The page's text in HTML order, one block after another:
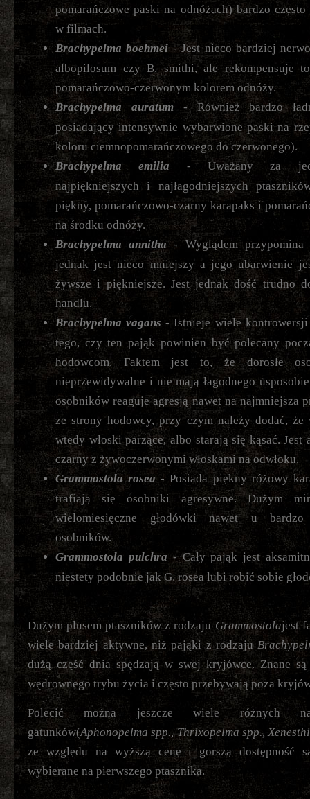
pomarańczowe paski na odnóżach) bardzo często
w filmach.
Brachypelma boehmei- Jest nieco bardziej
albopilosum czy B. smithi, ale rekompensuje
pomarańczowo-czerwonym kolorem odnóży.
Brachypelma auratum- Również bardzo
posiadający intensywnie wybarwione paski na
koloru ciemnopomarańczowego do czerwonego).
Brachypelma emilia - Uważany za
najpiękniejszych i najłagodniejszych
piękny, pomarańczowo-czarny karapaks i
na środku odnóży.
Brachypelma annitha- Wyglądem przypomina
jednak jest nieco mniejszy a jego ubarwienie
żywsze i piękniejsze. Jest jednak dość trudno
handlu.
Brachypelma vagans - Istnieje wiele
tego, czy ten pająk powinien być polecany
hodowcom. Faktem jest to, że dorosłe
nieprzewidywalne i nie mają łagodnego
osobników reaguje agresją nawet na najmniejsza
ze strony hodowcy, przy czym należy dodać, że
wtedy włoski parzące, albo starają się kąsać. Jest
czarny z żywoczerwonymi włoskami na odwłoku.
Grammostola rosea- Posiada piękny różowy
trafiają się osobniki agresywne. Dużym
wielomiesięczne głodówki nawet u bardzo
osobników.
Grammostola pulchra - Cały pająk jest
niestety podobnie jak G. rosea lubi robić sobie
Dużym plusem ptaszników z rodzaju Grammostolajest
wiele bardziej aktywne, niż pająki z rodzaju
dużą część dnia spędzają w swej kryjówce. Znane są
wędrownego trybu życia i często przebywają poza
Polecić można jeszcze wiele różnych
gatunków(Aphonopelma spp., Thrixopelma spp.,
ze względu na wyższą cenę i gorszą dostępność
wybierane na pierwszego ptasznika.